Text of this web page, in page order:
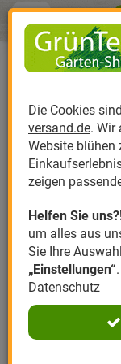
Produktkatalog
Nützlinge
Hersteller
Themenwelt
Ratgeber
Angebote
Menü
Pflanzen auf
Nematoden von e-
bekämpfen
Weise.
Die Cookies
versand.de. Wir
Website blühen
zeigen
Helfen Sie
um alles aus
Sie Ihre
„Einstellungen“
Datenschutz